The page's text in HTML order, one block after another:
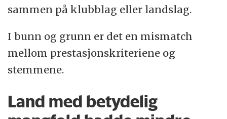
sammen på klubblag eller landslag.
I bunn og grunn er det en mismatch
mellom prestasjonskriteriene og
stemmene.
Land med betydelig